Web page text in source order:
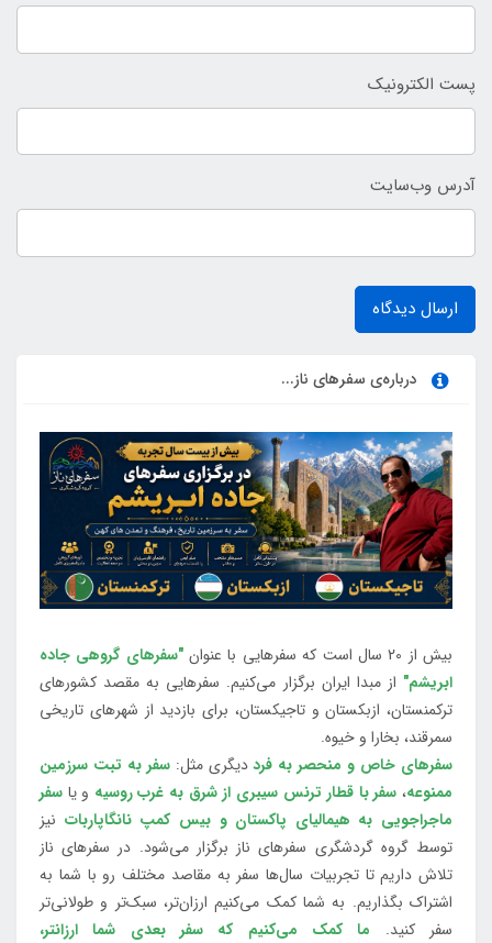
پست الکترونیک
آدرس وب‌سایت
ارسال دیدگاه
درباره‌ی سفرهای ناز...
بیش از 20 سال است که سفرهایی با عنوان
"سفرهای گروهی جاده
ابریشم" از مبدا ایران برگزار می‌کنیم. سفرهایی به مقصد کشورهای
ترکمنستان، ازبکستان و تاجیکستان، برای بازدید از شهرهای تاریخی
سمرقند، بخارا و خیوه.
سفرهای خاص و منحصر به فرددیگری مثل:سفر به تبت سرزمین
ممنوعه، سفر با قطار ترنس سیبری از شرق به غرب روسیه و یا سفر
ماجراجویی به هیمالیای پاکستان و بیس کمپ نانگاپاربات نیز
توسط گروه گردشگری سفرهای ناز برگزار می‌شود. در سفرهای ناز
تلاش داریم تا تجربیات سال‌ها سفر به مقاصد مختلف رو با شما به
اشتراک بگذاریم. به شما کمک می‌کنیم ارزان‌تر، سبک‌تر و طولانی‌تر
سفر کنید. ما کمک می‌کنیم که سفر بعدی شما ارزانتر،